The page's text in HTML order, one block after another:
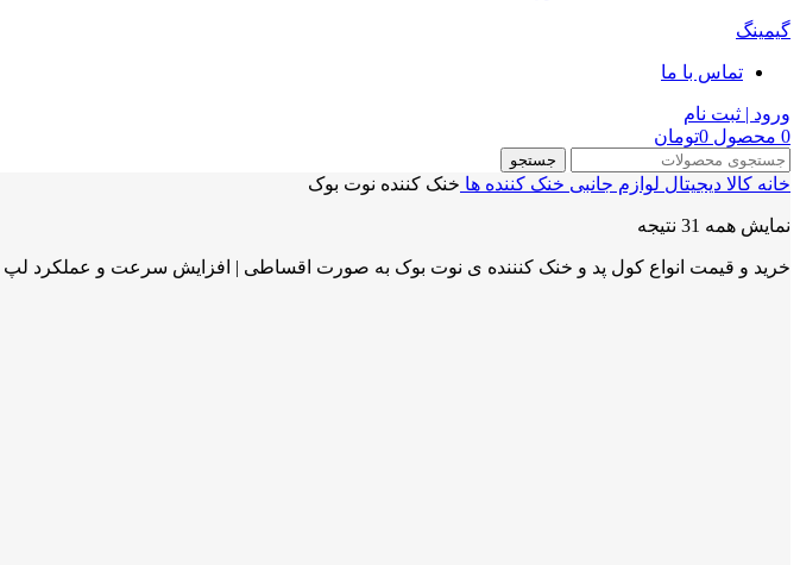
گیمینگ
تماس با ما
ورود | ثبت نام
0 محصول 0تومان
جستجو
خانه کالا دیجیتال لوازم جانبی خنک کننده ها خنک کننده نوت بوک
نمایش همه 31 نتیجه
خرید و قیمت انواع کول پد و خنک کنننده ی نوت بوک به صورت اقساطی | افزایش سرعت و عملکرد لپ